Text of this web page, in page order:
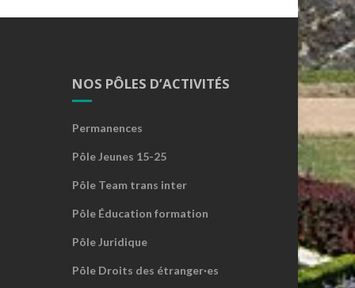
NOS PÔLES D’ACTIVITÉS
Permanences
Pôle Jeunes 15-25
Pôle Team trans inter
Pôle Éducation formation
Pôle Juridique
Pôle Droits des étranger·es